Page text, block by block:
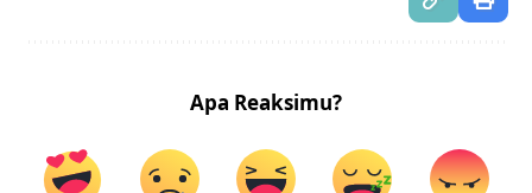
Apa Reaksimu?